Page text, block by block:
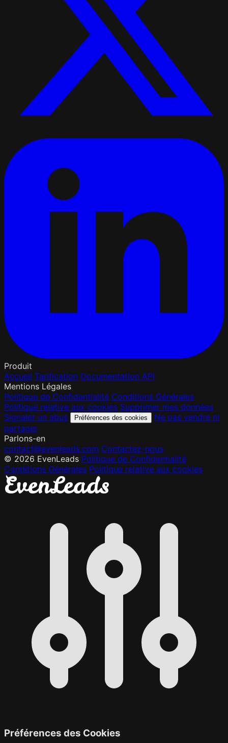
Produit
Accueil Tarification Documentation API
Mentions Légales
Politique de Confidentialité Conditions Générales
Politique relative aux cookies Supprimer mes données
Signaler un abus
Préférences des cookies
Ne pas vendre ni
partager
Parlons-en
contact@evenleads.com Contactez-nous
© 2026 EvenLeads Politique de Confidentialité
Conditions Générales Politique relative aux cookies
EvenLeads
Préférences des Cookies